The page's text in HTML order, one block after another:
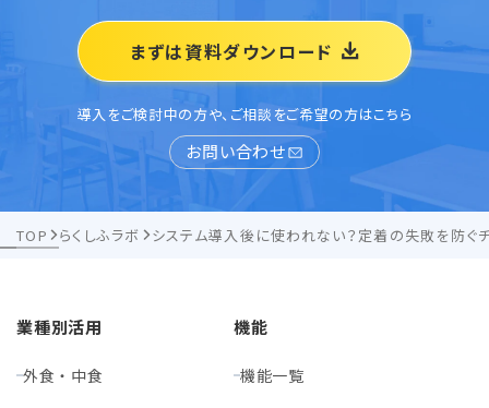
まずは資料ダウンロード
導入をご検討中の方や、ご相談をご希望の方はこちら
お問い合わせ
TOP らくしふラボ システム導入後に使われない？定着の失敗を防ぐ
業種別活用
外食・中食
機能
機能一覧